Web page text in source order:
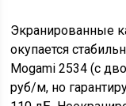
Экранированные
окупается
Mogami 2534 (с
руб/м, но